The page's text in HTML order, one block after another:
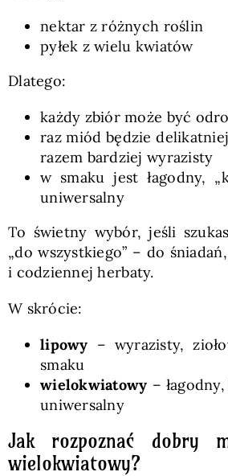
nektar z różnych roślin
pyłek z wielu kwiatów
Dlatego:
każdy zbiór może być
raz miód będzie
razem bardziej wyrazisty
w smaku jest łagodny,
uniwersalny
To świetny wybór, jeśli
„do wszystkiego” – do
i codziennej herbaty.
W skrócie:
lipowy – wyrazisty,
smaku
wielokwiatowy –
uniwersalny
Jak rozpoznać dobry
wielokwiatowy?